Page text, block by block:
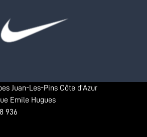
Juan-Les-Pins Côte d’Azur
Emile Hugues
936